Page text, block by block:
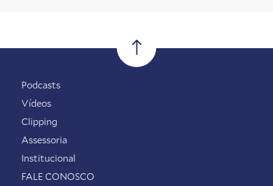
Podcasts
Vídeos
Clipping
Assessoria
Institucional
FALE CONOSCO